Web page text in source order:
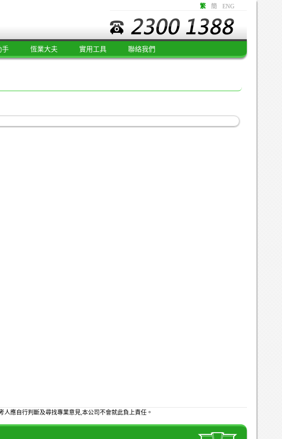
繁 簡 ENG
手 恆業大夫 實用工具 聯絡我們
應自行判斷及尋找專業意見,本公司不會就此負上責任。